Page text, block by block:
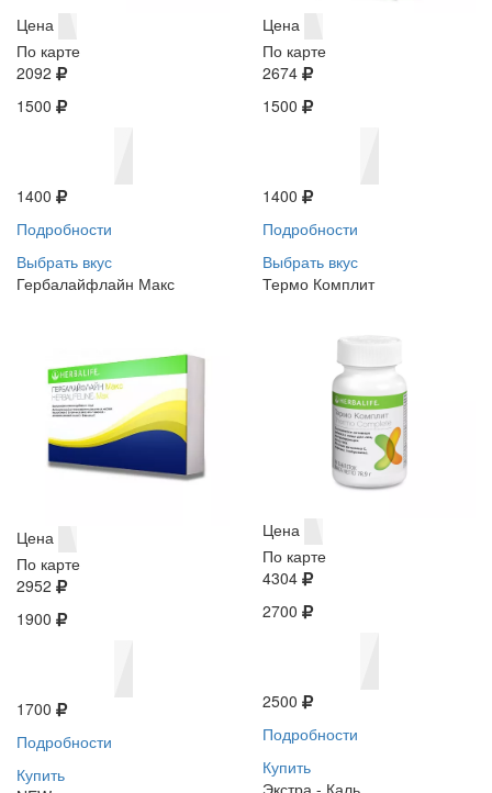
Цена
По карте
2092
1500
1400
Подробности
Выбрать вкус
Цена
По карте
2674
1500
1400
Подробности
Выбрать вкус
Гербалайфлайн Макс
Цена
По карте
2952
1900
1700
Подробности
Купить
Термо Комплит
Цена
По карте
4304
2700
2500
Подробности
Купить